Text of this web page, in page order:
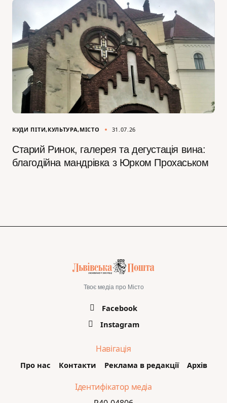
КУДИ ПІТИ КУЛЬТУРА МІСТО 31.07.26
Старий Ринок, галерея та дегустація вина:
благодійна мандрівка з Юрком Прохаськом
Твоє медіа про Місто
Facebook
Instagram
Навігація
Про нас Контакти Реклама в редакції Архів
Ідентифікатор медіа